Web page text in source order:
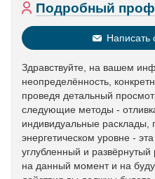
Подробный
Написать
Здравствуйте, на вашем
неопределённость,
проведя детальный
следующие методы -
индивидуальные расклады,
энергетическом уровне -
углубленный и
на данный момент и на